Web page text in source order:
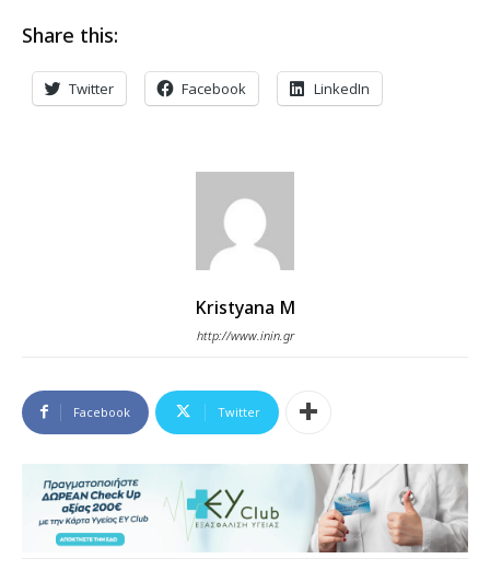
Share this:
Twitter Facebook LinkedIn
Kristyana M
http://www.inin.gr
Facebook Twitter